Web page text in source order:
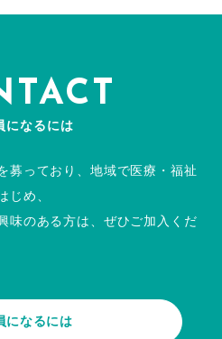
になるには
募っており、地域で医療・福祉
じめ、
味のある方は、ぜひご加入くだ
になるには